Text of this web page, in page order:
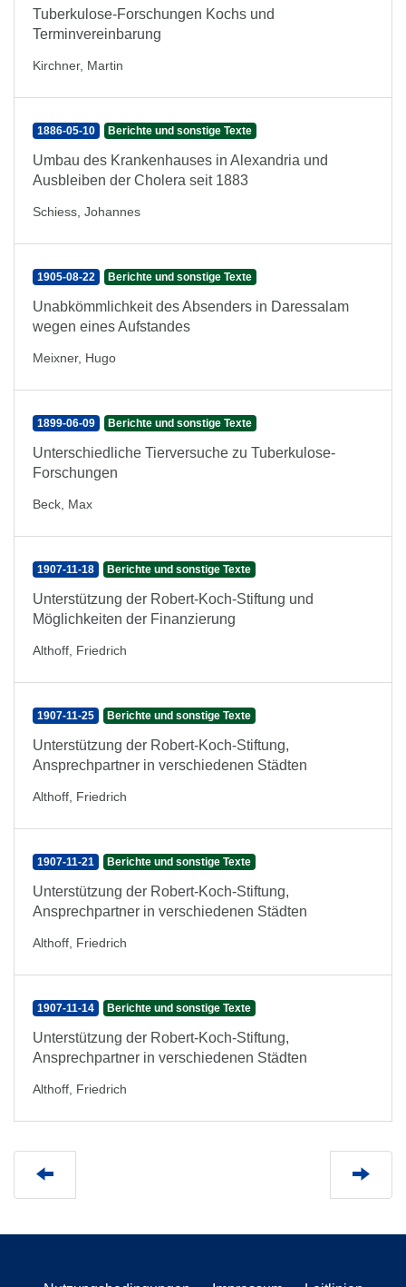
Tuberkulose-Forschungen Kochs und
Terminvereinbarung
Kirchner, Martin
1886-05-10 Berichte und sonstige Texte
Umbau des Krankenhauses in Alexandria und
Ausbleiben der Cholera seit 1883
Schiess, Johannes
1905-08-22 Berichte und sonstige Texte
Unabkömmlichkeit des Absenders in Daressalam
wegen eines Aufstandes
Meixner, Hugo
1899-06-09 Berichte und sonstige Texte
Unterschiedliche Tierversuche zu Tuberkulose-
Forschungen
Beck, Max
1907-11-18 Berichte und sonstige Texte
Unterstützung der Robert-Koch-Stiftung und
Möglichkeiten der Finanzierung
Althoff, Friedrich
1907-11-25 Berichte und sonstige Texte
Unterstützung der Robert-Koch-Stiftung,
Ansprechpartner in verschiedenen Städten
Althoff, Friedrich
1907-11-21 Berichte und sonstige Texte
Unterstützung der Robert-Koch-Stiftung,
Ansprechpartner in verschiedenen Städten
Althoff, Friedrich
1907-11-14 Berichte und sonstige Texte
Unterstützung der Robert-Koch-Stiftung,
Ansprechpartner in verschiedenen Städten
Althoff, Friedrich